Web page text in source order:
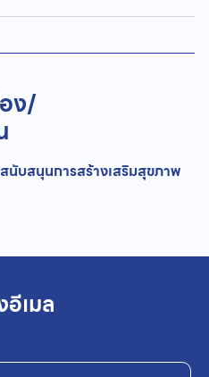
ง/
นับสนุนการสร้างเสริมสุขภาพ
เมล